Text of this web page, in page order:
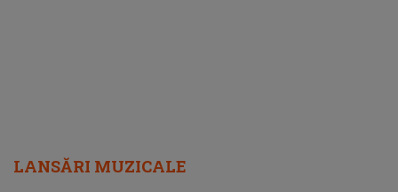
LANSĂRI MUZICALE